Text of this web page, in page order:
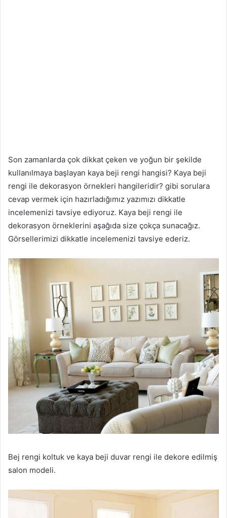
Son zamanlarda çok dikkat çeken ve yoğun bir şekilde
kullanılmaya başlayan kaya beji rengi hangisi? Kaya beji
rengi ile dekorasyon örnekleri hangileridir? gibi sorulara
cevap vermek için hazırladığımız yazımızı dikkatle
incelemenizi tavsiye ediyoruz. Kaya beji rengi ile
dekorasyon örneklerini aşağıda size çokça sunacağız.
Görsellerimizi dikkatle incelemenizi tavsiye ederiz.
Bej rengi koltuk ve kaya beji duvar rengi ile dekore edilmiş
salon modeli.